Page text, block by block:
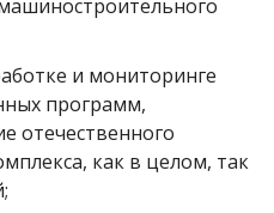
и мониторинге
программ,
отечественного
как в целом, так